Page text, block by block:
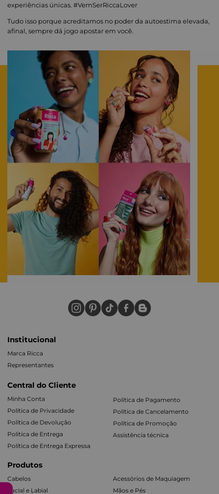
experiências únicas. #VemSerRiccaLover
Tudo isso porque acreditamos no poder da autoestima elevada,
afinal, sempre dá jogo apostar em você.
Institucional
Marca Ricca
Representantes
Central do Cliente
Minha Conta
Política de Privacidade
Política de Devolução
Politica de Entrega
Política de Entrega Expressa
Política de Pagamento
Política de Cancelamento
Política de Promoção
Assistência técnica
Produtos
Cabelos
Facial e Labial
Acessórios de Maquiagem
Mãos e Pés